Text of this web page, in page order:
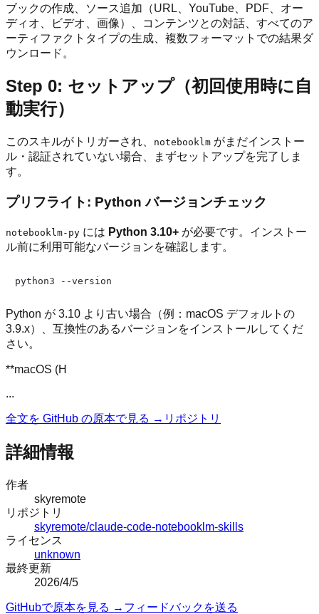
ブックの作成、ソース追加（URL、YouTube、PDF、オー
ディオ、ビデオ、画像）、コンテンツとの対話、すべてのア
ーティファクトタイプの生成、複数フォーマットでの結果ダ
ウンロード。
Step 0: セットアップ（初回使用時に自
動実行）
このスキルがトリガーされ、 notebooklm がまだインストー
ル・認証されていない場合、まずセットアップを完了しま
す。
プリフライト: Python バージョンチェック
notebooklm-py には Python 3.10+ が必要です。インストー
ル前に利用可能なバージョンを確認します。
Python が 3.10 より古い場合（例：macOS デフォルトの
3.9.x）、互換性のあるバージョンをインストールしてくだ
さい。
**macOS (H
...
全文を GitHub の原本で見る → リポジトリ
詳細情報
作者
skyremote
リポジトリ
skyremote/claude-code-notebooklm-skills
ライセンス
unknown
最終更新
2026/4/5
GitHubで原本を見る → フィードバックを送る